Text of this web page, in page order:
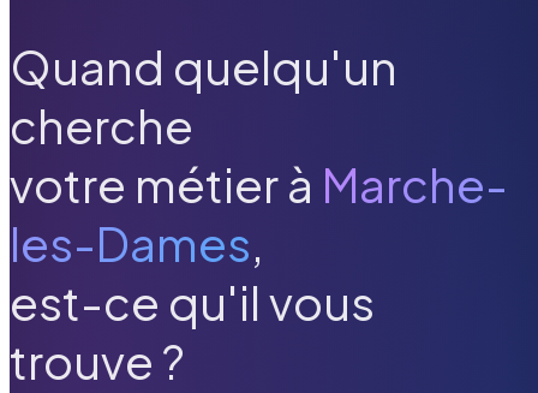
Quand quelqu'un
cherche
votre métier à Marche-
les-Dames,
est-ce qu'il vous
trouve ?